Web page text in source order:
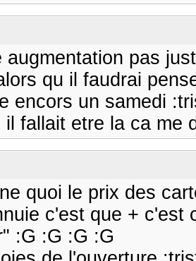
augmentation pas
qu il faudrai
encors un samedi
il fallait etre la ca me
quoi le prix des
c'est que + c'est
:G :G :G :G